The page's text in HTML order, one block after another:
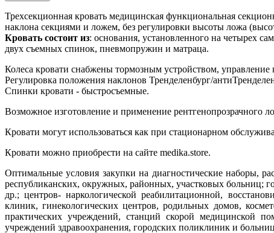
Трехсекционная кровать медицинская функциональная
наклона секциями и ложем, без регулировки высоты ложа
Кровать состоит из: основания, установленного на четырех
двух съемных спинок, пневмопружин и матраца.
Колеса кровати снабжены тормозным устройством,
Регулировка положения наклонов Тренделенбург/
Спинки кровати - быстросъемные.
Возможное изготовление и применение рентгенопрозрачного
Кровати могут использоваться как при стационарном
Кровати можно приобрести на сайте medika.store.
Оптимальные условия закупки на диагностические наборы,
республиканских, окружных, районных, участковых больниц;
др.; центров- наркологической реабилитационной,
клиник, гинекологических центров, родильных домов,
практических учреждений, станций скорой медицинской
учреждений здравоохранения, городских поликлиник и